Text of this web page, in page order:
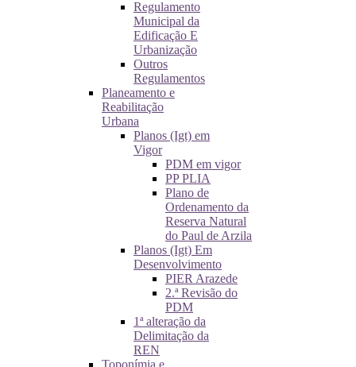
Regulamento
Municipal da
Edificação E
Urbanização
Outros
Regulamentos
Planeamento e
Reabilitação
Urbana
Planos (Igt) em
Vigor
PDM em vigor
PP PLIA
Plano de
Ordenamento da
Reserva Natural
do Paul de Arzila
Planos (Igt) Em
Desenvolvimento
PIER Arazede
2.ª Revisão do
PDM
1ª alteração da
Delimitação da
REN
Toponímia e